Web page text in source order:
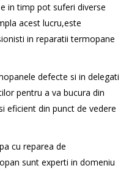
in timp pot suferi diverse
acest lucru,este
in reparatii termopane
defecte si in delegati
pentru a va bucura din
eficient din punct de vedere
cu reparea de
sunt experti in domeniu